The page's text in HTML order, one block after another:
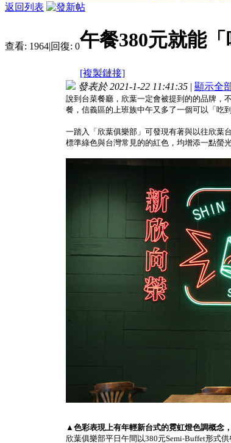
返回列表
查看: 1964|回復: 0午餐380元就能
[複製鏈接]
發表於 2021-1-22 11:41:35 | 顯示全
說到台菜餐廳，欣葉一定會被提到的的品牌，
餐，信義區的上班族中午又多了一個可以「吃
一踏入「欣葉俱樂部」可發現有著與以往欣葉
標準綠色與台灣常見的的紅色，均增添一點螢
▲色彩表現上有年輕新台式的霓虹燈色調概念
欣葉俱樂部平日午間以380元Semi-Buffet形式